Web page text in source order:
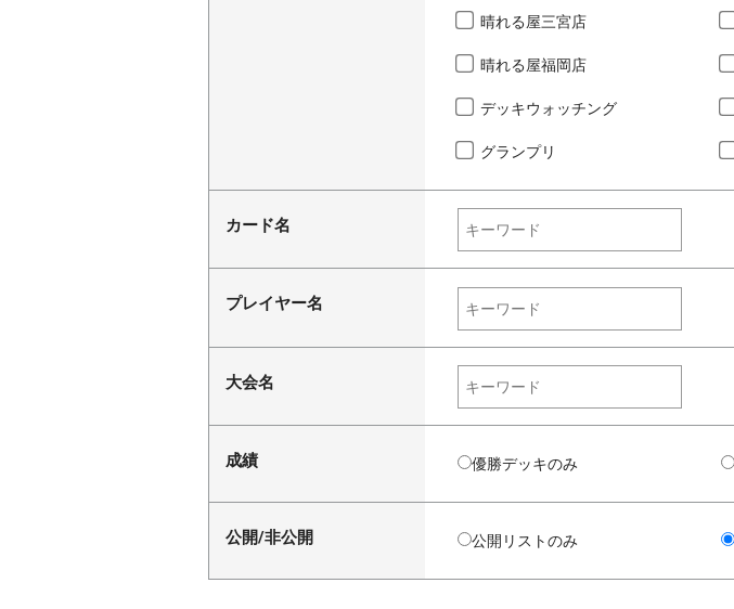
晴れる屋三宮店
晴れる屋福岡店
デッキウォッチング
グランプリ
カード名
プレイヤー名
大会名
成績 優勝デッキのみ
公開/非公開 公開リストのみ